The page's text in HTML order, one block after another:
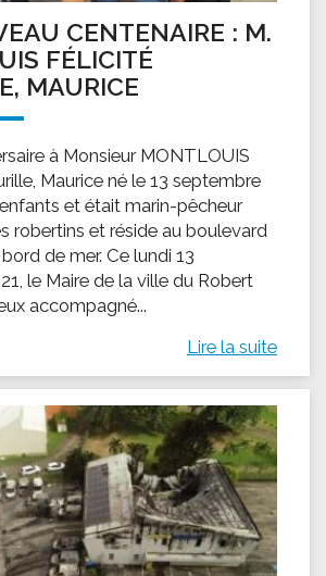
CENTENAIRE : M.
FÉLICITÉ
MAURICE
à Monsieur MONTLOUIS
Maurice né le 13 septembre
et était marin-pêcheur
robertins et réside au boulevard
de mer. Ce lundi 13
le Maire de la ville du Robert
accompagné...
Lire la suite